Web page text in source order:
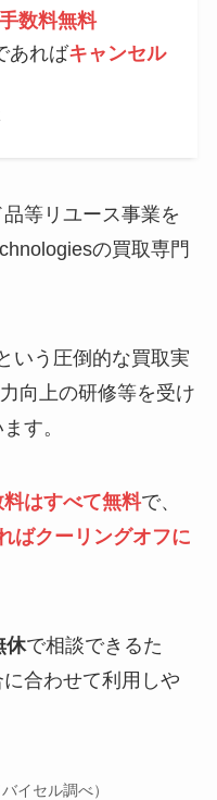
手数料無料
あればキャンセル
等リユース事業を
の買取専門
いう圧倒的な買取実
向上の研修等を受け
す。
料はすべて無料で、
ばクーリングオフに
休で相談できるた
合わせて利用しや
イセル調べ）